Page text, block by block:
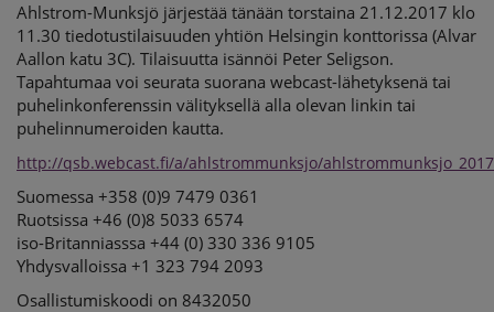
Ahlstrom-Munksjö järjestää tänään torstaina 21.12.2017 klo
11.30 tiedotustilaisuuden yhtiön Helsingin konttorissa (Alvar
Aallon katu 3C). Tilaisuutta isännöi Peter Seligson.
Tapahtumaa voi seurata suorana webcast-lähetyksenä tai
puhelinkonferenssin välityksellä alla olevan linkin tai
puhelinnumeroiden kautta.
http://qsb.webcast.fi/a/ahlstrommunksjo/
Suomessa +358 (0)9 7479 0361
Ruotsissa +46 (0)8 5033 6574
iso-Britanniasssa +44 (0) 330 336 9105
Yhdysvalloissa +1 323 794 2093
Osallistumiskoodi on 8432050